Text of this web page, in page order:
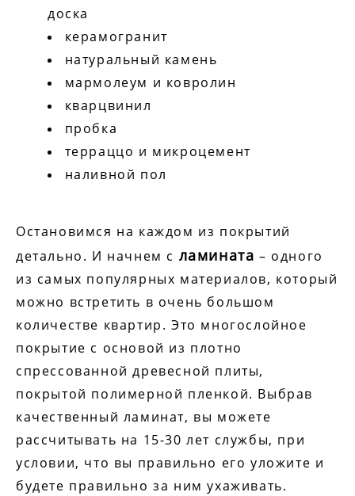
доска
керамогранит
натуральный камень
мармолеум и ковролин
кварцвинил
пробка
терраццо и микроцемент
наливной пол
Остановимся на каждом из покрытий
детально. И начнем с ламината – одного
из самых популярных материалов, который
можно встретить в очень большом
количестве квартир. Это многослойное
покрытие с основой из плотно
спрессованной древесной плиты,
покрытой полимерной пленкой. Выбрав
качественный ламинат, вы можете
рассчитывать на 15-30 лет службы, при
условии, что вы правильно его уложите и
будете правильно за ним ухаживать.